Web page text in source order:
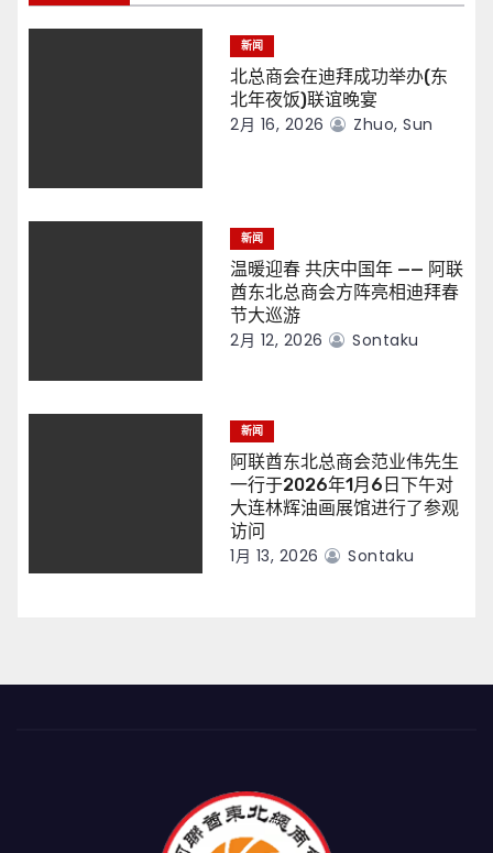
新闻
北总商会在迪拜成功举办(东
北年夜饭)联谊晚宴
2月 16, 2026 Zhuo, Sun
新闻
温暖迎春 共庆中国年 —— 阿联
酋东北总商会方阵亮相迪拜春
节大巡游
2月 12, 2026 Sontaku
新闻
阿联酋东北总商会范业伟先生
一行于2026年1月6日下午对
大连林辉油画展馆进行了参观
访问
1月 13, 2026 Sontaku